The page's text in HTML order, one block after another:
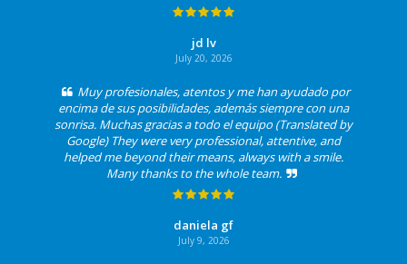
jd lv
July 20, 2026
Muy profesionales, atentos y me han ayudado por
encima de sus posibilidades, además siempre con una
sonrisa. Muchas gracias a todo el equipo (Translated by
Google) They were very professional, attentive, and
helped me beyond their means, always with a smile.
Many thanks to the whole team.
daniela gf
July 9, 2026